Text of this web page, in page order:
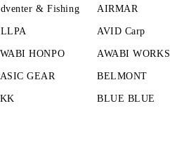
& Fishing AIRMAR
AVID Carp
HONPO AWABI WORKS
GEAR BELMONT
BLUE BLUE